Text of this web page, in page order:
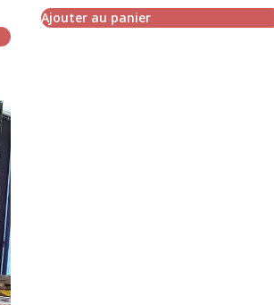
Ajouter au panier